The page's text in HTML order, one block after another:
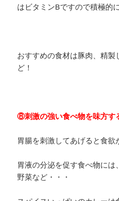
はビタミンBですので積極的
おすすめの食材は豚肉、精
ど！
⑧刺激の強い食べ物を味方す
胃腸を刺激してあげると食欲
胃液の分泌を促す食べ物に
野菜など・・・